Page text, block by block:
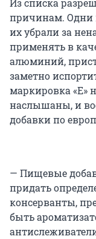
Из списка
причинам. Одни
их убрали за
применять в
алюминий,
заметно
маркировка «Е»
наслышаны, и
добавки по
— Пищевые
придать
консерванты,
быть